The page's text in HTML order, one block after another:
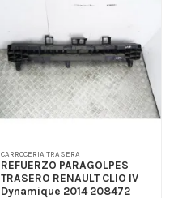
CARROCERIA TRASERA
REFUERZO PARAGOLPES
TRASERO RENAULT CLIO IV
Dynamique 2014 208472